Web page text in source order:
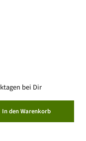
bei Dir
In den Warenkorb